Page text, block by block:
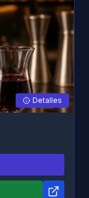
Detalles